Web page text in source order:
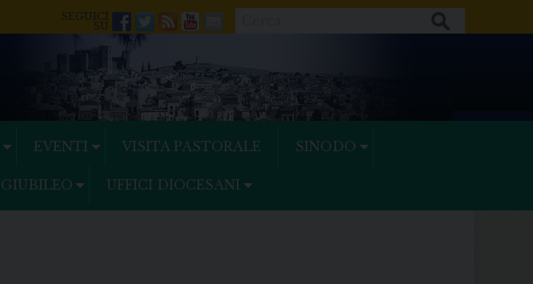
Facebook
Twitter
FeedsYoutube
Mail
EVENTI VISITA PASTORALE SINODO
GIUBILEO UFFICI DIOCESANI